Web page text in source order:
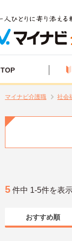
TOP
マイナビ介護職 社会
5 件中 1-5件を表
おすすめ順